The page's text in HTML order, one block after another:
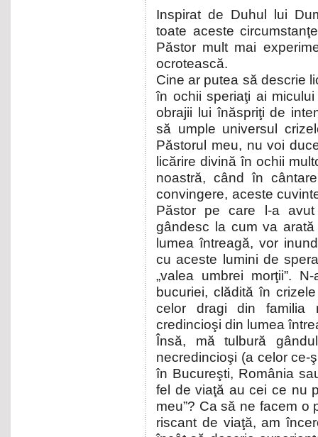
Inspirat de Duhul lui
toate aceste
Păstor mult mai
ocrotească.
Cine ar putea să descrie
în ochii speriaţi ai
obrajii lui înăspriţi de
să umple universul
Păstorul meu, nu voi
licărire divină în ochii
noastră, când în
convingere, aceste
Păstor pe care l-a
gândesc la cum va
lumea întreagă, vor
cu aceste lumini de
„valea umbrei morţii”.
bucuriei, clădită în
celor dragi din familia
credincioşi din lumea
Însă, mă tulbură
necredincioşi (a celor ce-
în Bucureşti, România
fel de viaţă au cei ce nu
meu”? Ca să ne facem o
riscant de viaţă, am